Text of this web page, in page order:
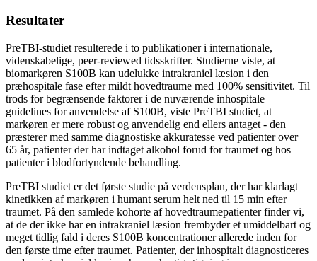
Resultater
PreTBI-studiet resulterede i to publikationer i internationale,
videnskabelige, peer-reviewed tidsskrifter. Studierne viste, at
biomarkøren S100B kan udelukke intrakraniel læsion i den
præhospitale fase efter mildt hovedtraume med 100% sensitivitet. Til
trods for begrænsende faktorer i de nuværende inhospitale
guidelines for anvendelse af S100B, viste PreTBI studiet, at
markøren er mere robust og anvendelig end ellers antaget - den
præsterer med samme diagnostiske akkuratesse ved patienter over
65 år, patienter der har indtaget alkohol forud for traumet og hos
patienter i blodfortyndende behandling.
PreTBI studiet er det første studie på verdensplan, der har klarlagt
kinetikken af markøren i humant serum helt ned til 15 min efter
traumet. På den samlede kohorte af hovedtraumepatienter finder vi,
at de der ikke har en intrakraniel læsion frembyder et umiddelbart og
meget tidlig fald i deres S100B koncentrationer allerede inden for
den første time efter traumet. Patienter, der inhospitalt diagnosticeres